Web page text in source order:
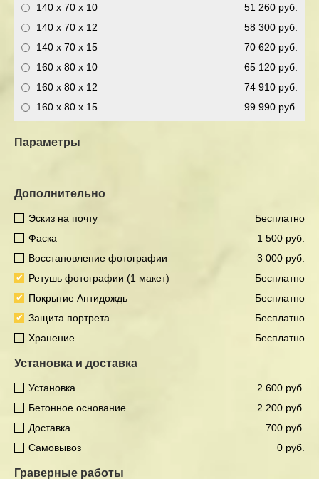
Граверные работы
Установка и доставка
2 600 руб.
Установка
2 200 руб.
Бетонное основание
700 руб.
Доставка
0 руб.
Самовывоз
Дополнительно
Бесплатно
Эскиз на почту
1 500 руб.
Фаска
3 000 руб.
Восстановление фотографии
Бесплатно
Ретушь фотографии (1 макет)
Бесплатно
Покрытие Антидождь
Бесплатно
Защита портрета
Бесплатно
Хранение
51 260 руб.
140 x 70 x 10
58 300 руб.
140 x 70 x 12
70 620 руб.
140 x 70 x 15
65 120 руб.
160 x 80 x 10
74 910 руб.
160 x 80 x 12
99 990 руб.
160 x 80 x 15
Параметры